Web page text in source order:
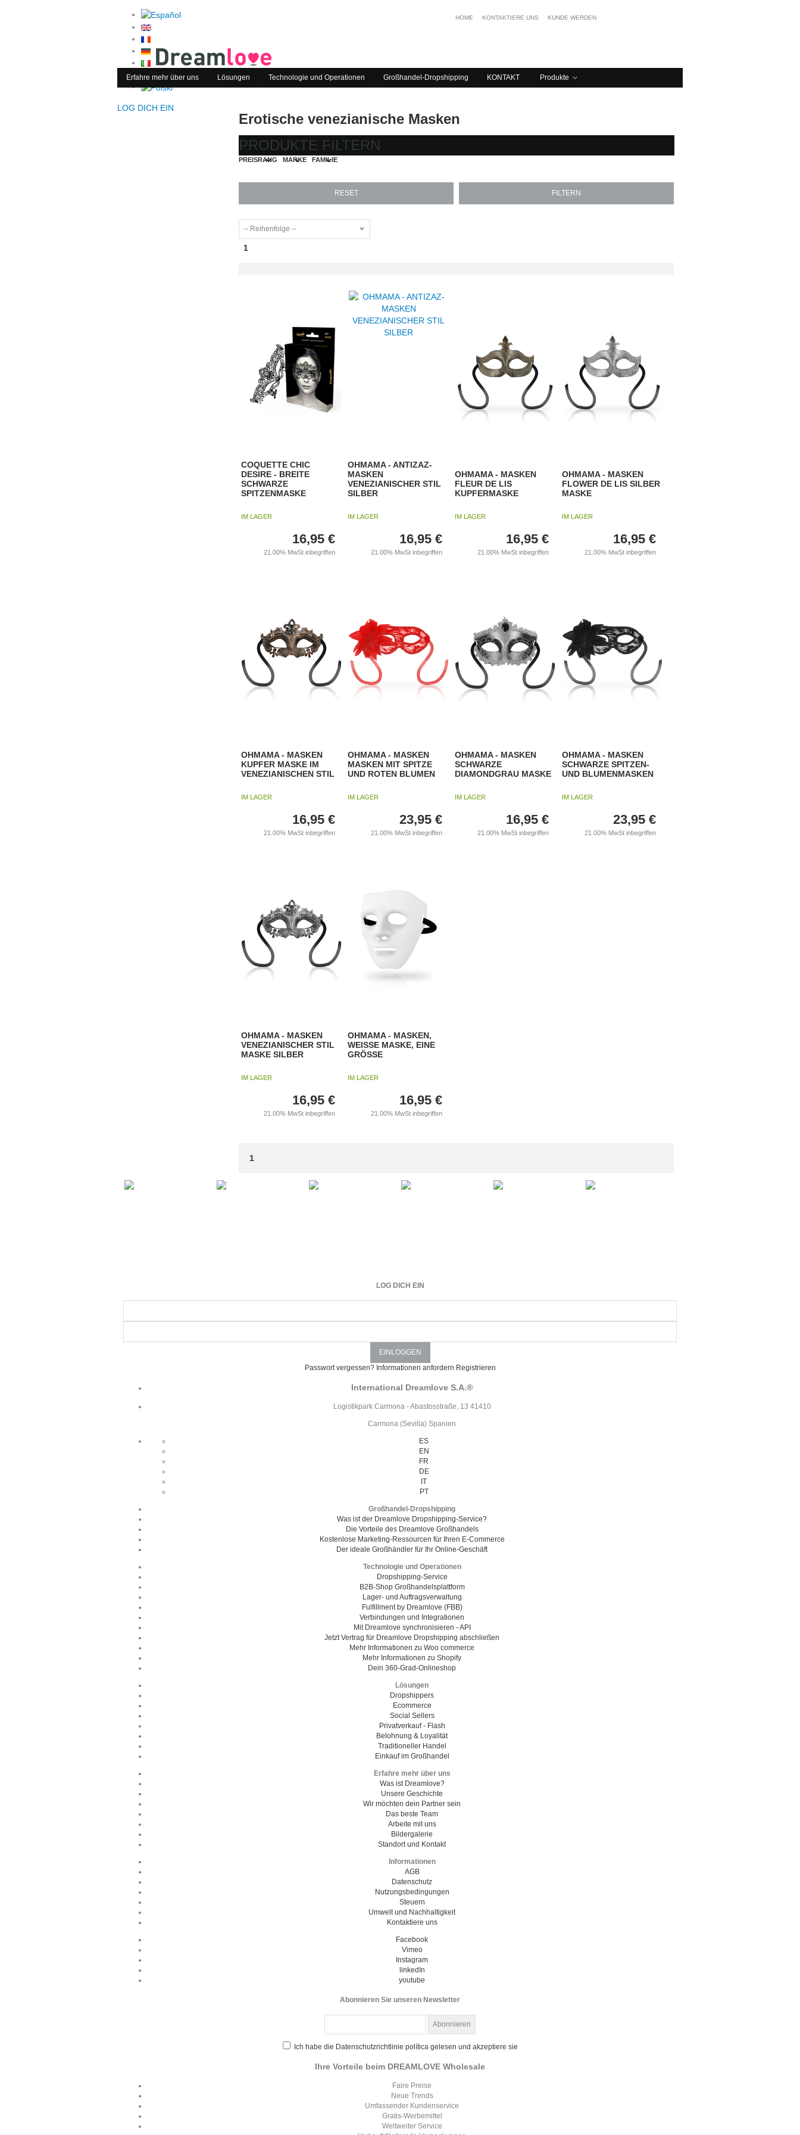
LOG DICH EIN
HOME KONTAKTIERE UNS KUNDE WERDEN
Erfahre mehr über uns Lösungen Technologie und Operationen Großhandel-Dropshipping KONTAKT Produkte
Erotische venezianische Masken
PRODUKTE FILTERN
PREISRANG MARKE FAMILIE
1
COQUETTE CHIC
DESIRE - BREITE
SCHWARZE
SPITZENMASKE
IM LAGER
16,95 €
21.00% MwSt inbegriffen
OHMAMA - ANTIZAZ-
MASKEN
VENEZIANISCHER STIL
SILBER
IM LAGER
16,95 €
21.00% MwSt inbegriffen
OHMAMA - MASKEN
FLEUR DE LIS
KUPFERMASKE
IM LAGER
16,95 €
21.00% MwSt inbegriffen
OHMAMA - MASKEN
FLOWER DE LIS SILBER
MASKE
IM LAGER
16,95 €
21.00% MwSt inbegriffen
OHMAMA - MASKEN
KUPFER MASKE IM
VENEZIANISCHEN STIL
IM LAGER
16,95 €
21.00% MwSt inbegriffen
OHMAMA - MASKEN
MASKEN MIT SPITZE
UND ROTEN BLUMEN
IM LAGER
23,95 €
21.00% MwSt inbegriffen
OHMAMA - MASKEN
SCHWARZE
DIAMONDGRAU MASKE
IM LAGER
16,95 €
21.00% MwSt inbegriffen
OHMAMA - MASKEN
SCHWARZE SPITZEN-
UND BLUMENMASKEN
IM LAGER
23,95 €
21.00% MwSt inbegriffen
OHMAMA - MASKEN
VENEZIANISCHER STIL
MASKE SILBER
IM LAGER
16,95 €
21.00% MwSt inbegriffen
OHMAMA - MASKEN,
WEISSE MASKE, EINE
GRÖSSE
IM LAGER
16,95 €
21.00% MwSt inbegriffen
1
LOG DICH EIN
Passwort vergessen? Informationen anfordern Registrieren
International Dreamlove S.A.®
Logistikpark Carmona - Abastosstraße, 13 41410
Carmona (Sevilla) Spanien
ES
EN
FR
DE
IT
PT
Großhandel-Dropshipping
Was ist der Dreamlove Dropshipping-Service?
Die Vorteile des Dreamlove Großhandels
Kostenlose Marketing-Ressourcen für Ihren E-Commerce
Der ideale Großhändler für Ihr Online-Geschäft
Technologie und Operationen
Dropshipping-Service
B2B-Shop Großhandelsplattform
Lager- und Auftragsverwaltung
Fulfillment by Dreamlove (FBB)
Verbindungen und Integrationen
Mit Dreamlove synchronisieren - API
Jetzt Vertrag für Dreamlove Dropshipping abschließen
Mehr Informationen zu Woo commerce
Mehr Informationen zu Shopify
Dein 360-Grad-Onlineshop
Lösungen
Dropshippers
Ecommerce
Social Sellers
Privatverkauf - Flash
Belohnung & Loyalität
Traditioneller Handel
Einkauf im Großhandel
Erfahre mehr über uns
Was ist Dreamlove?
Unsere Geschichte
Wir möchten dein Partner sein
Das beste Team
Arbeite mit uns
Bildergalerie
Standort und Kontakt
Informationen
AGB
Datenschutz
Nutzungsbedingungen
Steuern
Umwelt und Nachhaltigkeit
Kontaktiere uns
Facebook
Vimeo
Instagram
linkedIn
youtube
Abonnieren Sie unseren Newsletter
Ich habe die Datenschutzrichtlinie política gelesen und akzeptiere sie
Ihre Vorteile beim DREAMLOVE Wholesale
Faire Preise
Neue Trends
Umfassender Kundenservice
Gratis-Werbemittel
Weltweiter Service